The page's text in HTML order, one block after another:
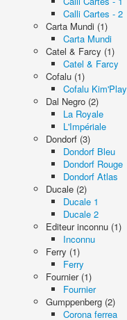
Calli Cartes - 2
Carta Mundi (1)
Carta Mundi
Catel & Farcy (1)
Catel & Farcy
Cofalu (1)
Cofalu Kim'Play
Dal Negro (2)
La Royale
L'Impériale
Dondorf (3)
Dondorf Bleu
Dondorf Rouge
Dondorf Atlas
Ducale (2)
Ducale 1
Ducale 2
Editeur inconnu (1)
Inconnu
Ferry (1)
Ferry
Fournier (1)
Fournier
Gumppenberg (2)
Corona ferrea